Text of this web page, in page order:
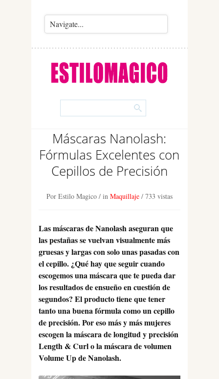
Máscaras Nanolash:
Fórmulas Excelentes con
Cepillos de Precisión
Por Estilo Magico / in Maquillaje / 733 vistas
Las máscaras de Nanolash aseguran que
las pestañas se vuelvan visualmente más
gruesas y largas con solo unas pasadas con
el cepillo. ¿Qué hay que seguir cuando
escogemos una máscara que te pueda dar
los resultados de ensueño en cuestión de
segundos? El producto tiene que tener
tanto una buena fórmula como un cepillo
de precisión. Por eso más y más mujeres
escogen la máscara de longitud y precisión
Length & Curl o la máscara de volumen
Volume Up de Nanolash.